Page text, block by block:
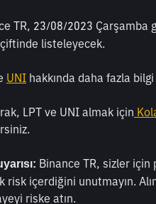
TR, 23/08/2023 Çarşamba
listeleyecek.
UNI hakkında daha fazla
LPT ve UNI almak için
Binance TR, sizler
risk içerdiğini unutmayın.
riske atın.